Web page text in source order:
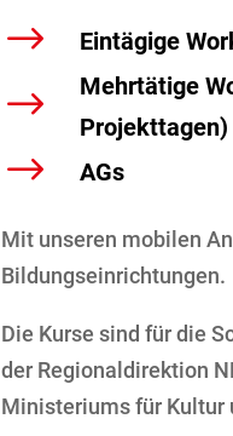
$ Eintägige
$
Mehrtätige
Projekttagen)
$ AGs
Mit unseren mobilen
Bildungseinrichtungen.
Die Kurse sind für die
der Regionaldirektion
Ministeriums für Kultur